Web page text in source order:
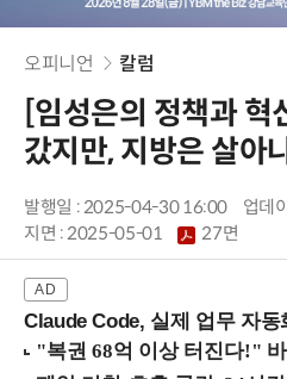
오피니언 칼럼
[임성은의 정책과 혁
갔지만, 지방은 살아
발행일 : 2025-04-30 16:00
업데
지면 :2025-05-01 27면
Claude Code, 실제 업무 자동화 프로